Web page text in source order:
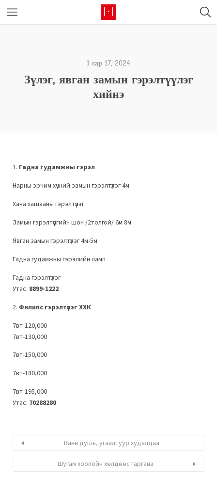
1 сар 17, 2024
Зүлэг, явган замын гэрэлтүүлэг
хийнэ
1. Гадна гудамжны гэрэл
Нарны эрчим хүчний замын гэрэлтүүлэг 4м
Хана хашааны гэрэлтүүлэг
Замын гэрэлтүүлгийн шон /2толгой/ 6м 8м
Явган замын гэрэлтүүлэг 4м-5м
Гадна гудамжны гэрэлийн ламп
Гадна гэрэлтүүлэг
Утас: 8899-1222
2. Филипс гэрэлтүүлэг ХХК
7вт-120,000
7вт-130,000
7вт-150,000
7вт-180,000
7вт-195,000
Утас: 70288280
Ванн душь, угаалтуур худалдаа
Шугам хоолойн хөлдөөс гаргана